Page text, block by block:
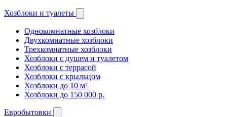
Хозблоки и туалеты
Однокомнатные хозблоки
Двухкомнатные хозблоки
Трехкомнатные хозблоки
Хозблоки с душем и туалетом
Хозблоки с террасой
Хозблоки с крыльцом
Хозблоки до 10 м²
Хозблоки до 150 000 р.
Евробытовки